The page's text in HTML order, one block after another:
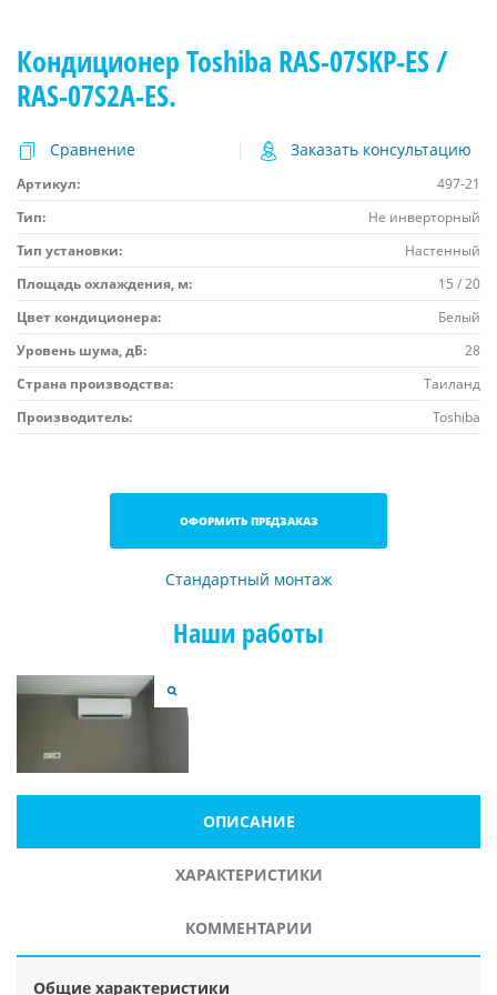
Кондиционер Toshiba RAS-07SKP-ES /
RAS-07S2A-ES.
Сравнение Заказать консультацию
Артикул:
497-21
Тип:
Не инверторный
Тип установки:
Настенный
Площадь охлаждения, м:
15 / 20
Цвет кондиционера:
Белый
Уровень шума, дБ:
28
Страна производства:
Таиланд
Производитель:
Toshiba
ОФОРМИТЬ ПРЕДЗАКАЗ
Стандартный монтаж
Наши работы
ОПИСАНИЕ
ХАРАКТЕРИСТИКИ
КОММЕНТАРИИ
Общие характеристики